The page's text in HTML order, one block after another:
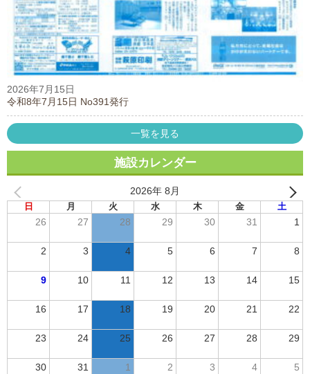
2026年7月15日
令和8年7月15日 No391発行
一覧を見る
施設カレンダー
2026年 8月
日 月 火 水 木 金 土
26 27 28 29 30 31 1
2 3 4 5 6 7 8
9 10 11 12 13 14 15
16 17 18 19 20 21 22
23 24 25 26 27 28 29
30 31 1 2 3 4 5